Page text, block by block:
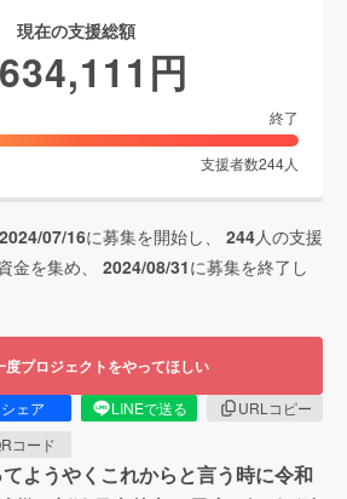
現在の支援総額
円
終了
支援者数244人
2024/07/16に募集を開始し、 244人の支援
金を集め、 2024/08/31に募集を終了し
度プロジェクトをやってほしい
シェア LINEで送る
URLコピー
コード
ようやくこれからと言う時に令和